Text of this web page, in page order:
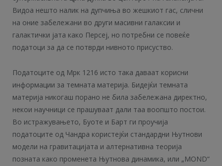
Видоа нешто налик на дупчиња во жешкиот гас, слични
на оние забележани во други масивни галаксии и
галактички јата како Персеј, но потребни се повеќе
податоци за да се потврди нивното присуство.
Податоците од Мрк 1216 исто така даваат корисни
информации за темната материја. Бидејќи темната
материја никогаш порано не била забележана директно,
некои научници се прашуваат дали таа воопшто постои.
Во истражувањето, Буоте и Барт ги проучија
податоците од Чандра користејќи стандардни Њутнови
модели на гравитацијата и алтернативна теорија
позната како променета Њутнова динамика, или „MOND“